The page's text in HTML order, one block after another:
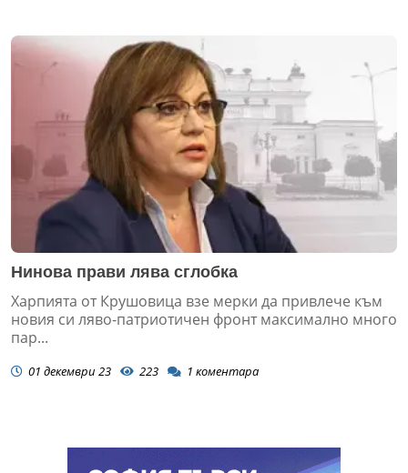
Нинова прави лява сглобка
Харпията от Крушовица взе мерки да привлече към
новия си ляво-патриотичен фронт максимално много
пар...
01 декември 23 223 1 коментара